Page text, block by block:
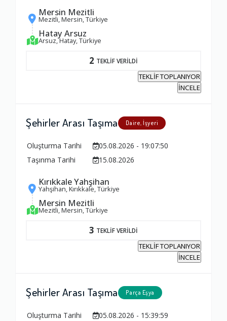
Mersin Mezitli
Mezitli, Mersin, Türkiye
Hatay Arsuz
Arsuz, Hatay, Türkiye
2 TEKLİF VERİLDİ
TEKLİF TOPLANIYOR
İNCELE
Şehirler Arası Taşıma Daire, İşyeri
Oluşturma Tarihi
05.08.2026 - 19:07:50
Taşınma Tarihi
15.08.2026
Kırıkkale Yahşihan
Yahşihan, Kırıkkale, Türkiye
Mersin Mezitli
Mezitli, Mersin, Türkiye
3 TEKLİF VERİLDİ
TEKLİF TOPLANIYOR
İNCELE
Şehirler Arası Taşıma Parça Eşya
Oluşturma Tarihi
05.08.2026 - 15:39:59